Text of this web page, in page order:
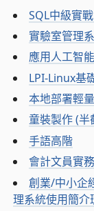
SQL中級實
實驗室管理
應用人工智
LPI-Linux基
本地部署輕
童裝製作 (半
手語高階
會計文員實務
創業/中小企
理系統使用簡介